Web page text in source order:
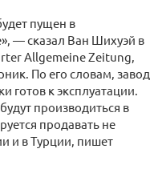
пущен в
— сказал Ван Шихуэй в
Allgemeine Zeitung,
По его словам, завод
готов к эксплуатации.
производиться в
продавать не
и в Турции, пишет